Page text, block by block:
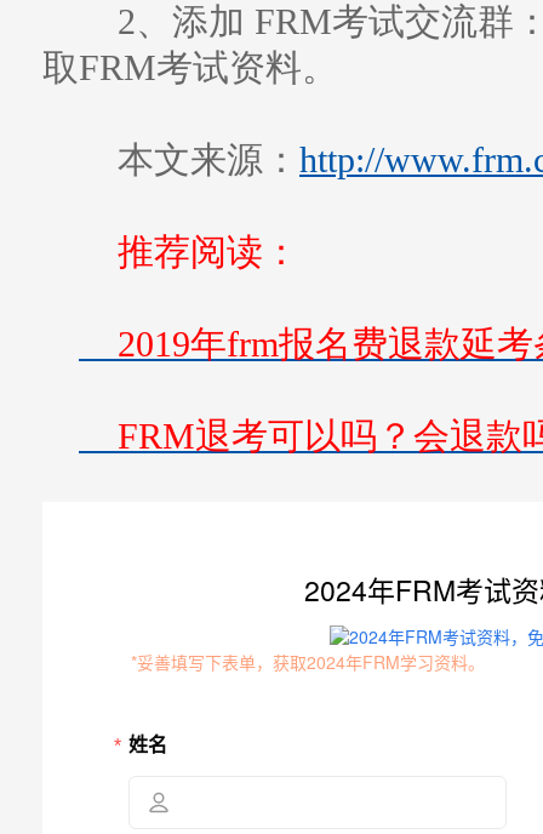
2、添加 FRM考试交流群
取FRM考试资料。
本文来源： http://
推荐阅读：
2019年frm报名费退款延考
FRM退考可以吗？会退款